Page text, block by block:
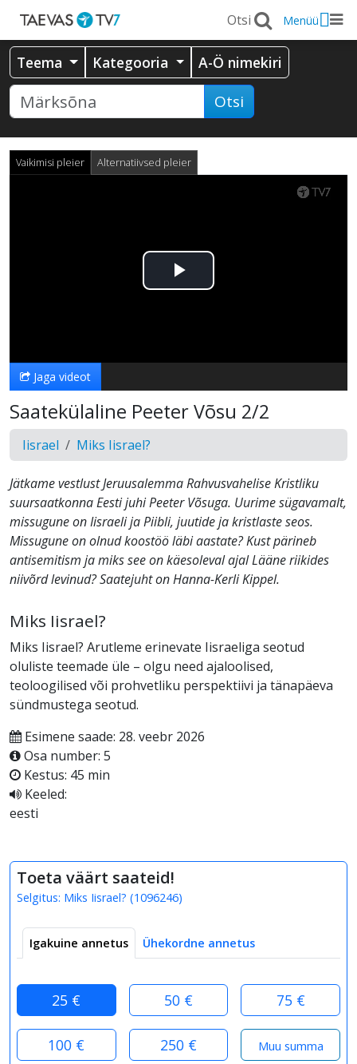
Menüü
Teema Kategooria A-Ö nimekiri
Otsi
Vaikimisi pleier Alternatiivsed pleier
Esita
Jaga videot
Saatekülaline Peeter Võsu 2/2
Iisrael Miks Iisrael?
Jätkame vestlust Jeruusalemma Rahvusvahelise Kristliku
suursaatkonna Eesti juhi Peeter Võsuga. Uurime sügavamalt,
missugune on Iisraeli ja Piibli, juutide ja kristlaste seos.
Missugune on olnud koostöö läbi aastate? Kust pärineb
antisemitism ja miks see on käesoleval ajal Lääne riikides
niivõrd levinud? Saatejuht on Hanna-Kerli Kippel.
Miks Iisrael?
Miks Iisrael? Arutleme erinevate Iisraeliga seotud
oluliste teemade üle – olgu need ajaloolised,
teoloogilised või prohvetliku perspektiivi ja tänapäeva
sündmustega seotud.
Esimene saade: 28. veebr 2026
Osa number: 5
Kestus: 45 min
Keeled:
eesti
Toeta väärt saateid!
Selgitus: Miks Iisrael? (1096246)
Igakuine annetus Ühekordne annetus
25 € 50 € 75 €
100 € 250 €